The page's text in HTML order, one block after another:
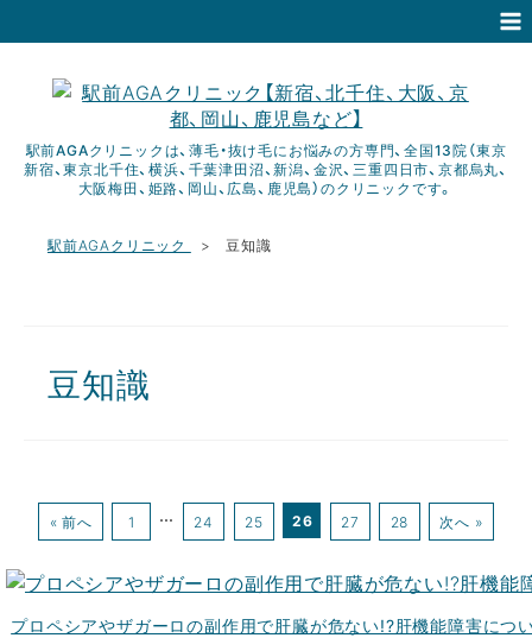
駅前AGAクリニックは、薄毛・抜け毛にお悩みの方専門、全国13院（東京
新宿、東京北千住、横浜、千葉津田沼、新潟、金沢、三重四日市、京都烏丸、
大阪梅田、姫路、岡山、広島、鹿児島）のクリニックです。
駅前AGAクリニック 豆知識
豆知識
« 前へ 1 … 24 25 26 27 28 次へ »
プロペシアやザガーロの副作用で肝臓が危ない!?肝機能障害につ